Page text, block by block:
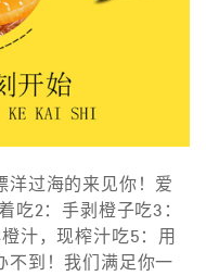
洋过海的来见你！爱
吃2：手剥橙子吃3：
汁，现榨汁吃5：用
不到！我们满足你一